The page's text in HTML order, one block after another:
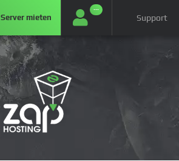
Server mieten
···
Support